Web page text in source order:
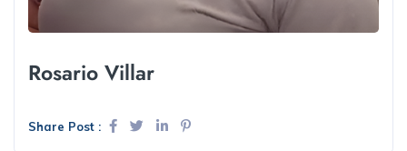
Rosario Villar
Share Post :